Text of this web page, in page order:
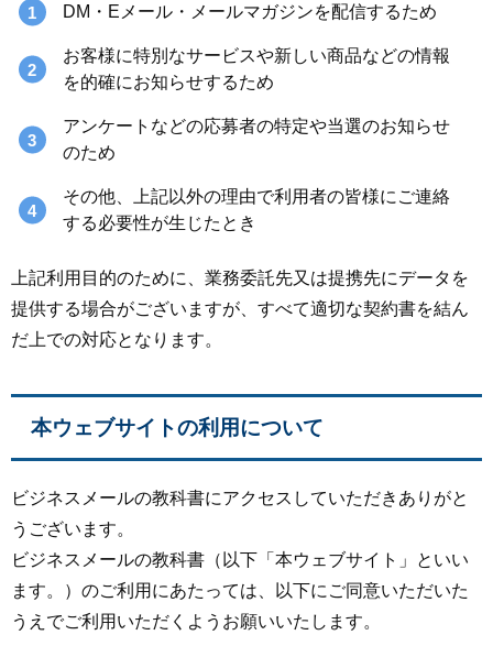
DM・Eメール・メールマガジンを配信するため
お客様に特別なサービスや新しい商品などの情報
を的確にお知らせするため
アンケートなどの応募者の特定や当選のお知らせ
のため
その他、上記以外の理由で利用者の皆様にご連絡
する必要性が生じたとき
上記利用目的のために、業務委託先又は提携先にデータを
提供する場合がございますが、すべて適切な契約書を結ん
だ上での対応となります。
本ウェブサイトの利用について
ビジネスメールの教科書にアクセスしていただきありがと
うございます。
ビジネスメールの教科書（以下「本ウェブサイト」といい
ます。）のご利用にあたっては、以下にご同意いただいた
うえでご利用いただくようお願いいたします。